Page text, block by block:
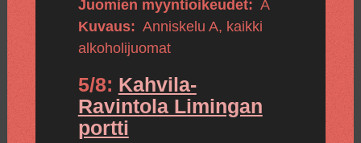
Juomien myyntioikeudet: A
Kuvaus: Anniskelu A, kaikki
alkoholijuomat
5/8: Kahvila-
Ravintola Limingan
portti